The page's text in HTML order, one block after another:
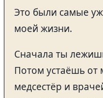
Это были самые
моей жизни.
Сначала ты
Потом устаёшь от
медсестёр и